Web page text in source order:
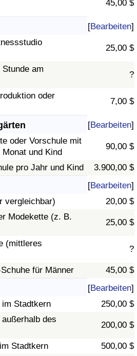
45,00 $
[Bearbeiten]
25,00 $
am
?
oder
7,00 $
[Bearbeiten]
oder Vorschule mit
und Kind
90,00 $
pro Jahr und Kind 3.900,00 $
[Bearbeiten]
vergleichbar)
20,00 $
Modekette (z. B.
25,00 $
(mittleres
?
für Männer 45,00 $
[Bearbeiten]
Stadtkern
250,00 $
des
200,00 $
Stadtkern
500,00 $